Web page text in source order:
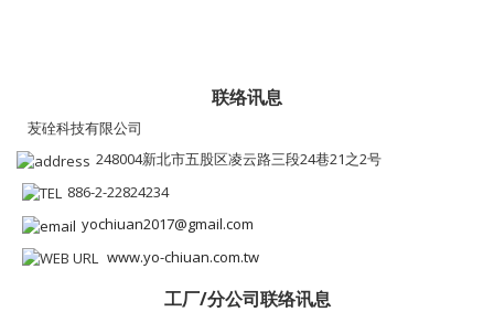
联络讯息
苃硂科技有限公司
248004新北市五股区凌云路三段24巷21之2号
886-2-22824234
yochiuan2017@gmail.com
www.yo-chiuan.com.tw
工厂/分公司联络讯息